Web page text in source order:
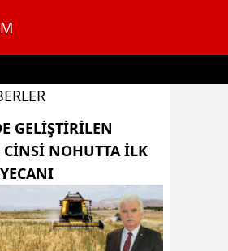
GELIŞTIRILEN
CINSI NOHUTTA ILK